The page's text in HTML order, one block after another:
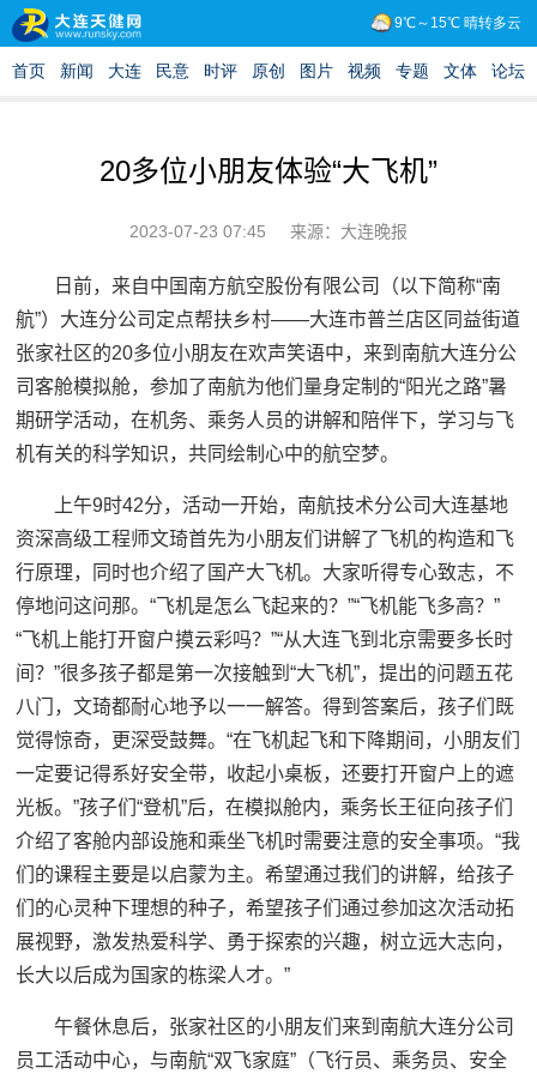
20多位小朋友体验“大飞机”
2023-07-23 07:45 来源：大连晚报
日前，来自中国南方航空股份有限公司（以下简称“南
航”）大连分公司定点帮扶乡村——大连市普兰店区同益街道
张家社区的20多位小朋友在欢声笑语中，来到南航大连分公
司客舱模拟舱，参加了南航为他们量身定制的“阳光之路”暑
期研学活动，在机务、乘务人员的讲解和陪伴下，学习与飞
机有关的科学知识，共同绘制心中的航空梦。
上午9时42分，活动一开始，南航技术分公司大连基地
资深高级工程师文琦首先为小朋友们讲解了飞机的构造和飞
行原理，同时也介绍了国产大飞机。大家听得专心致志，不
停地问这问那。“飞机是怎么飞起来的？”“飞机能飞多高？”
“飞机上能打开窗户摸云彩吗？”“从大连飞到北京需要多长时
间？”很多孩子都是第一次接触到“大飞机”，提出的问题五花
八门，文琦都耐心地予以一一解答。得到答案后，孩子们既
觉得惊奇，更深受鼓舞。“在飞机起飞和下降期间，小朋友们
一定要记得系好安全带，收起小桌板，还要打开窗户上的遮
光板。”孩子们“登机”后，在模拟舱内，乘务长王征向孩子们
介绍了客舱内部设施和乘坐飞机时需要注意的安全事项。“我
们的课程主要是以启蒙为主。希望通过我们的讲解，给孩子
们的心灵种下理想的种子，希望孩子们通过参加这次活动拓
展视野，激发热爱科学、勇于探索的兴趣，树立远大志向，
长大以后成为国家的栋梁人才。”
午餐休息后，张家社区的小朋友们来到南航大连分公司
员工活动中心，与南航“双飞家庭”（飞行员、乘务员、安全